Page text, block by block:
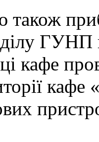
також
ГУНП
кафе